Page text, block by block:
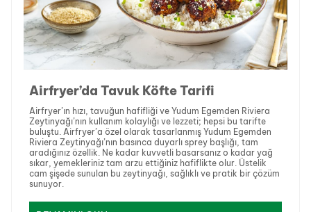
Airfryer’da Tavuk Köfte Tarifi
Airfryer’ın hızı, tavuğun hafifliği ve Yudum Egemden Riviera
Zeytinyağı’nın kullanım kolaylığı ve lezzeti; hepsi bu tarifte
buluştu. Airfryer’a özel olarak tasarlanmış Yudum Egemden
Riviera Zeytinyağı’nın basınca duyarlı sprey başlığı, tam
aradığınız özellik. Ne kadar kuvvetli basarsanız o kadar yağ
sıkar, yemekleriniz tam arzu ettiğiniz hafiflikte olur. Üstelik
cam şişede sunulan bu zeytinyağı, sağlıklı ve pratik bir çözüm
sunuyor.